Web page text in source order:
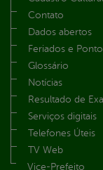
Contato
Dados abertos
Feriados e
Glossário
Notícias
Resultado de
Serviços digitais
Telefones Úteis
TV Web
Vice-Prefeito